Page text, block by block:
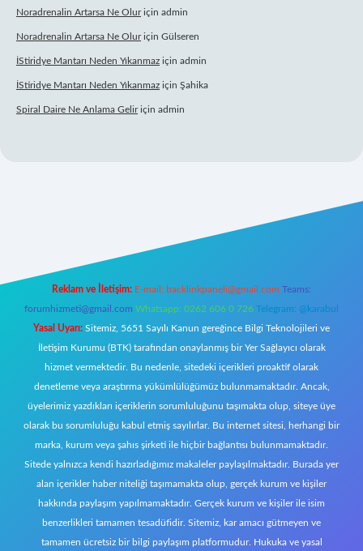
Noradrenalin Artarsa Ne Oluriçin admin
Noradrenalin Artarsa Ne Oluriçin Gülseren
İStiridye Mantarı Neden Yıkanmaz için admin
İStiridye Mantarı Neden Yıkanmaz için Şahika
Spiral Daire Ne Anlama Geliriçin admin
Reklam ve İletişim: E-mail: backlinkpaneli@gmail.com Teams:
forumhizmeti@gmail.com Whatsapp: 0262 606 0 726 Telegram: @karabul
Yasal Uyarı: Sitemiz, 5651 Sayılı Kanun gereğince Bilgi Teknolojileri ve
İletişim Kurumu (BTK) tarafından onaylanmış bir Yer Sağlayıcı olarak
hizmet vermektedir. Bu nedenle, sitedeki içerikleri proaktif olarak
denetleme veya araştırma yükümlülüğümüz bulunmamaktadır. Ancak,
üyelerimiz yazdıkları içeriklerin sorumluluğunu taşımakta olup, siteye üye
olarak bu sorumluluğu kabul etmiş sayılırlar. Bu internet sitesi, herhangi bir
marka, kurum veya şahıs şirketi ile hiçbir bağlantısı bulunmamaktadır.
Sitede yalnızca kendi hazırladığımız makaleler paylaşılmaktadır. Burada yer
alan içerikler haber niteliği taşımamakta olup, gerçek kurum ve kişiler
hakkında paylaşım yapılmamaktadır. Gerçek kurum ve kişiler ile isim
benzerlikleri tamamen tesadüfidir. Sitemiz, kar amacı gütmeyen ve
tamamen ücretsiz bir bilgi paylaşım platformudur. Hukuka ve yasal